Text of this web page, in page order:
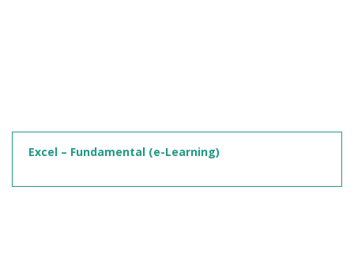
Excel – Fundamental (e-Learning)